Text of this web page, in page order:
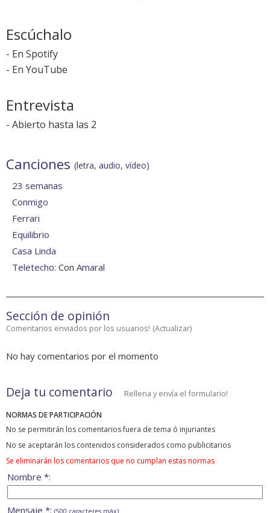
Escúchalo
- En Spotify
- En YouTube
Entrevista
- Abierto hasta las 2
Canciones (letra, audio, vídeo)
23 semanas
Conmigo
Ferrari
Equilibrio
Casa Linda
Teletecho: Con Amaral
Sección de opinión
Comentarios enviados por los usuarios! (Actualizar)
No hay comentarios por el momento
Deja tu comentario Rellena y envía el formulario!
NORMAS DE PARTICIPACIÓN
No se permitirán los comentarios fuera de tema ó injuriantes
No se aceptarán los contenidos considerados como publicitarios
Se eliminarán los comentarios que no cumplan estas normas
Nombre *:
Mensaje *: